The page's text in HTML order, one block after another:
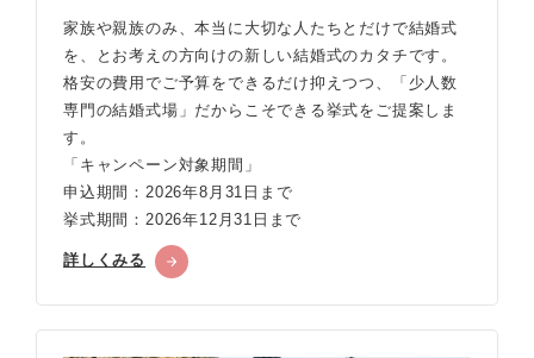
家族や親族のみ、本当に大切な人たちとだけで結婚式
を、とお考えの方向けの新しい結婚式のカタチです。
格安の費用でご予算をできるだけ抑えつつ、「少人数
専門の結婚式場」だからこそできる挙式をご提案しま
す。
「キャンペーン対象期間」
申込期間：2026年8月31日まで
挙式期間：2026年12月31日まで
詳しくみる